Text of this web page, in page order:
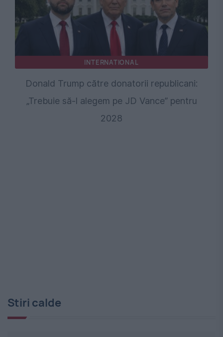
INTERNATIONAL
Donald Trump către donatorii republicani:
„Trebuie să-l alegem pe JD Vance” pentru
2028
Stiri calde